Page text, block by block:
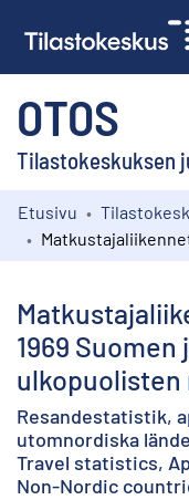
OTOS
Tilastokeskuksen
Kokoelmat
Etusivu
1969
ulkopuolisten
Resandestatistik,
utomnordiska
Travel statistics,
Non-Nordic